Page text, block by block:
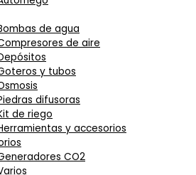
de agua
de aire
y tubos
difusoras
de riego
y accesorios
CO2